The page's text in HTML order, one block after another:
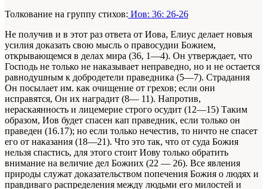
Толкование на группу стихов: Иов: 36: 26-26
Не получив и в этот раз ответа от Иова, Елиус де­лает новыя
усилия доказать свою мысль о правосудии Божием,
открывающемся в делах мира (36, 1—4). Он утверждает, что
Господь не только не наказывает неправедно, но и не остается
равнодушным к добродетели праведника (5—7). Страдания
Он посылает им. как очищение от грехов; если они
исправятся, Он их наградит (8— 11). Напротив,
нераскаянность и лице­мерие строго осудит (12—15) Таким
образом, Иов будет спасен кап праведник, если только он
праведен (16.17); но если только нечестив, то ничто не спасет
его от наказания (18—21). Что это так, что от суда Божия
нельзя спастись, для этого стоит Иову только обратить
внимание на величие дел Бо­жиих (22 — 26). Все явления
природы служат доказательством попечения Божия о людях и
правдиваго распределения между людьми его милостей и